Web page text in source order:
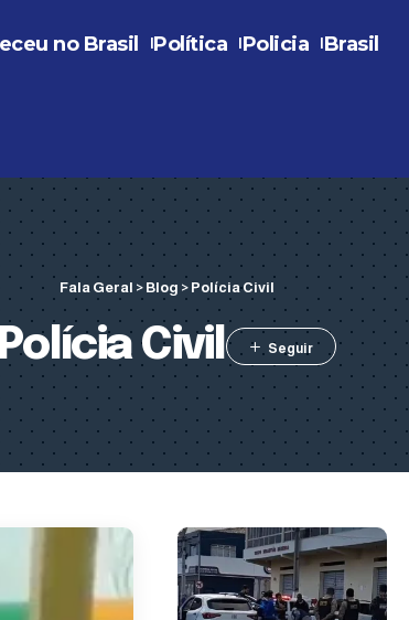
no Brasil Política Policia Brasil
Fala Geral > Blog > Polícia Civil
Civil